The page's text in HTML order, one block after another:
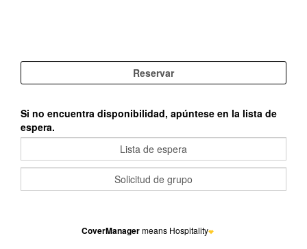
Si no encuentra disponibilidad, apúntese en la lista de
espera.
CoverManagermeans Hospitality